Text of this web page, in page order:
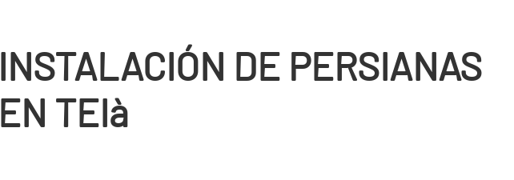
INSTALACIÓN DE PERSIANAS
EN TEIà